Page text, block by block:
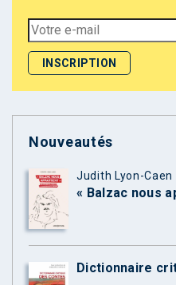
Nouveautés
Judith Lyon-Caen
« Balzac nous
Dictionnaire